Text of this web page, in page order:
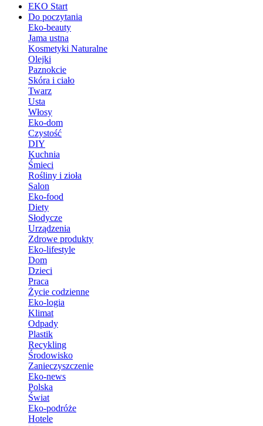
EKO Start
Do poczytania
Eko-beauty
Jama ustna
Kosmetyki Naturalne
Olejki
Paznokcie
Skóra i ciało
Twarz
Usta
Włosy
Eko-dom
Czystość
DIY
Kuchnia
Śmieci
Rośliny i zioła
Salon
Eko-food
Diety
Słodycze
Urządzenia
Zdrowe produkty
Eko-lifestyle
Dom
Dzieci
Praca
Życie codzienne
Eko-logia
Klimat
Odpady
Plastik
Recykling
Środowisko
Zanieczyszczenie
Eko-news
Polska
Świat
Eko-podróże
Hotele